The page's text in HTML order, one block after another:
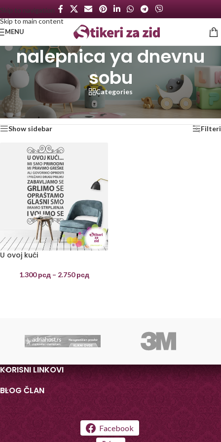
Skip to navigation
Skip to main content
MENU
nalepnica ya dnevnu
sobu
Categories
Početna/Proizvod označen „nalepnica ya dnevnu sobu“
Prikazan jedan rezultat
Show sidebar Filteri
U ovoj kući
1.300рсд – 2.750рсд
KORISNI LINKOVI
BLOG ČLAN
Facebook